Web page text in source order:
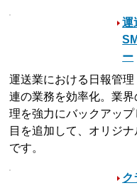
運
ー
運送業における日報管
連の業務を効率化。業
理を強力にバックアッ
目を追加して、オリジ
です。
ク